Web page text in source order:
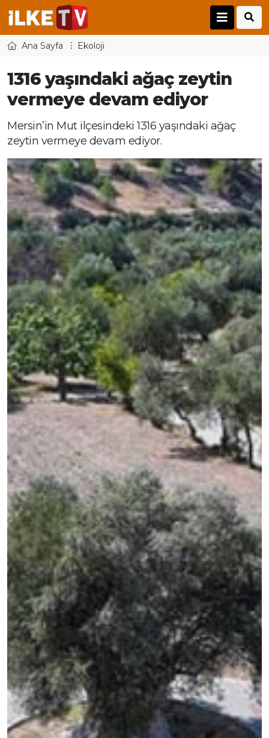
Ana Sayfa Ekoloji
1316 yaşındaki ağaç zeytin
vermeye devam ediyor
Mersin’in Mut ilçesindeki 1316 yaşındaki ağaç
zeytin vermeye devam ediyor.